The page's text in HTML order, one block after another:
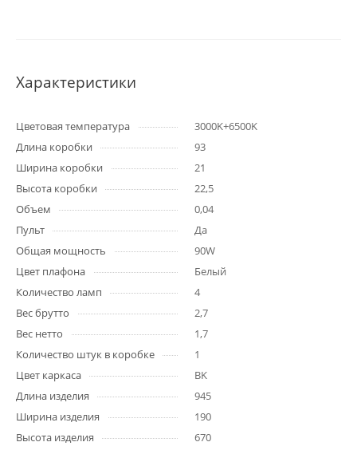
Характеристики
Цветовая температура
3000K+6500K
Длина коробки
93
Ширина коробки
21
Высота коробки
22,5
Объем
0,04
Пульт
Да
Общая мощность
90W
Цвет плафона
Белый
Количество ламп
4
Вес брутто
2,7
Вес нетто
1,7
Количество штук в коробке
1
Цвет каркаса
BK
Длина изделия
945
Ширина изделия
190
Высота изделия
670